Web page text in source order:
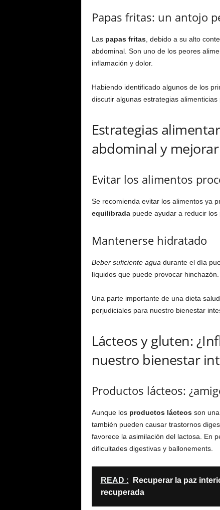
Papas fritas: un antojo
Las papas fritas, debido a su alto
abdominal. Son uno de los peores
inflamación y dolor.
Habiendo identificado algunos de los
discutir algunas estrategias
Estrategias
abdominal y
Evitar los alimentos
Se recomienda evitar los alimentos ya
equilibradapuede ayudar a reducir los
Mantenerse hidratado
Beber suficiente agua durante el día
líquidos que puede provocar hinchazón.
Una parte importante de una dieta
perjudiciales para nuestro bienestar
Lácteos y gluten:
nuestro bienestar
Productos lácteos:
Aunque los productos lácteosson una
también pueden causar trastornos
favorece la asimilación del lactosa. En
dificultades digestivas y ballonements.
READ :
Recuperar la paz
recuperada